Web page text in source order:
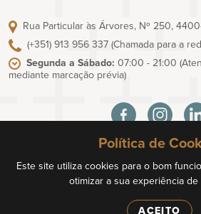
Política de
Este site utiliza cookies para o bom
otimizar a sua experiência de
ACEITO
Rua Particular às Árvores, Nº 250,
(+351) 913 956 337 (Chamada para a
Segunda a Sábado: 07:00 - 21:00
mediante marcação prévia)
Política de Privacidade Termos e
Livro de Reclamações Eletrónico
© INTEGRAL. Todos os direitos